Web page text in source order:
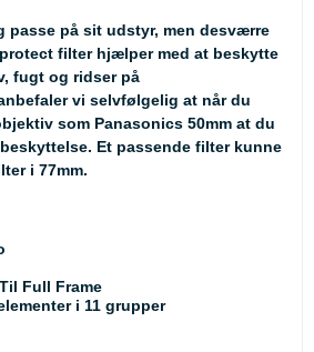
passe på sit udstyr, men desværre
filter hjælper med at beskytte
fugt og ridser på
vi selvfølgelig at når du
som Panasonics 50mm at du
Et passende filter kunne
i 77mm.
Full Frame
i 11 grupper